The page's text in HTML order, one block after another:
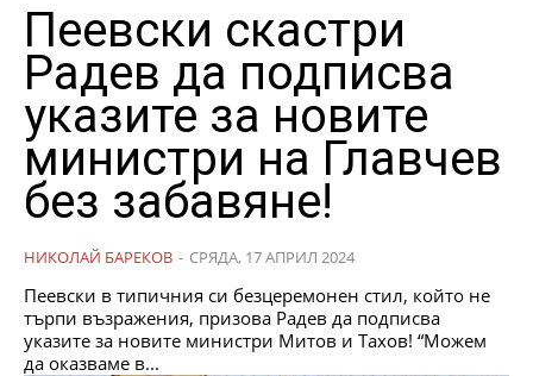
Пеевски скастри
Радев да подписва
указите за новите
министри на Главчев
без забавяне!
НИКОЛАЙ БАРЕКОВ - СРЯДА, 17 АПРИЛ 2024
Пеевски в типичния си безцеремонен стил, който не
търпи възражения, призова Радев да подписва
указите за новите министри Митов и Тахов! “Можем
да оказваме в...